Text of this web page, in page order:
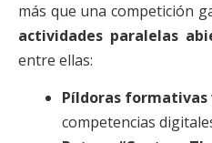
más que una competición
actividades paralelas
entre ellas:
Píldoras formativas
competencias